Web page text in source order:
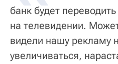
банк будет
на телевидении.
видели нашу рекламу
увеличиваться,